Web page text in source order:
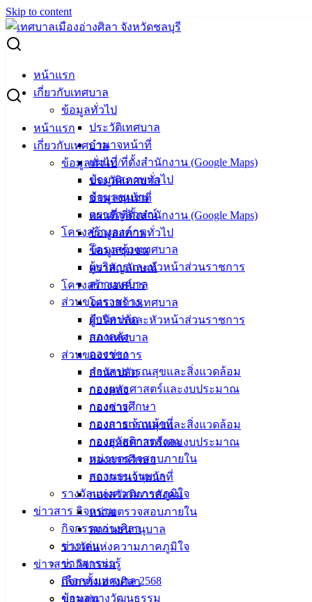
Skip to content
หน้าแรก
เกี่ยวกับเทศบาล
ข้อมูลทั่วไป
ประวัติเทศบาล
อำนาจหน้าที่
แผนที่/ที่ตั้งสำนักงาน (Google Maps)
ข้อมูลสภาพทั่วไป
ข้อมูลชุมชน
ตราสัญลักษณ์
โครงสร้างองค์กร
โครงสร้างเทศบาล
ผู้บริหารและหัวหน้าส่วนราชการ
สภาเทศบาล
ส่วนของราชการ
สำนักปลัด
กองคลัง
กองช่าง
กองสาธารณสุขและสิ่งแวดล้อม
กองยุทธศาสตร์และงบประมาณ
กองการศึกษา
กองการเจ้าหน้าที่
กองสวัสดิการสังคม
หน่วยตรวจสอบภายใน
สถานธนานุบาล
รางวัลแห่งความภาคภูมิใจ
ข่าวสาร กิจกรรม
กิจกรรมอ่างศิลา
ข่าวเด่น
ข่าวสารน่ารู้
เลือกตั้งเทศบาล 2568
ข้อมูลทางวัฒนธรรม
หน้าแรก
เกี่ยวกับเทศบาล
ข้อมูลทั่วไป
ประวัติเทศบาล
อำนาจหน้าที่
แผนที่/ที่ตั้งสำนักงาน (Google Maps)
ข้อมูลสภาพทั่วไป
ข้อมูลชุมชน
ตราสัญลักษณ์
โครงสร้างองค์กร
โครงสร้างเทศบาล
ผู้บริหารและหัวหน้าส่วนราชการ
สภาเทศบาล
ส่วนของราชการ
สำนักปลัด
กองคลัง
กองช่าง
กองสาธารณสุขและสิ่งแวดล้อม
กองยุทธศาสตร์และงบประมาณ
กองการศึกษา
กองการเจ้าหน้าที่
กองสวัสดิการสังคม
หน่วยตรวจสอบภายใน
สถานธนานุบาล
รางวัลแห่งความภาคภูมิใจ
ข่าวสาร กิจกรรม
กิจกรรมอ่างศิลา
ข่าวเด่น
Search for:
ประกาศผู้ชนะการเสนอราคา ซื้อวัสดุคอมพิวเตอร์ จำนวน 19
รายการ (กองคลัง) โดยวิธีเฉพาะเจาะจง
ประกาศผู้ชนะการเสนอราคา ซื้อวัสดุ
คอมพิวเตอร์ จำนวน 19 รายการ (กองคลัง)
โดยวิธีเฉพาะเจาะจง
สิงหาคม 31, 2022สิงหาคม 31, 2022 vichakarn
ซื้อจัดจ้าง, ประกาศผู้ชนะ
ผู้ชนะการเสนอราคา ซื้อวัสดุคอมพิวเตอร์ จำนวน 19 รายการ
ดาวน์โหลด
เทศบาล
038-
บริการ